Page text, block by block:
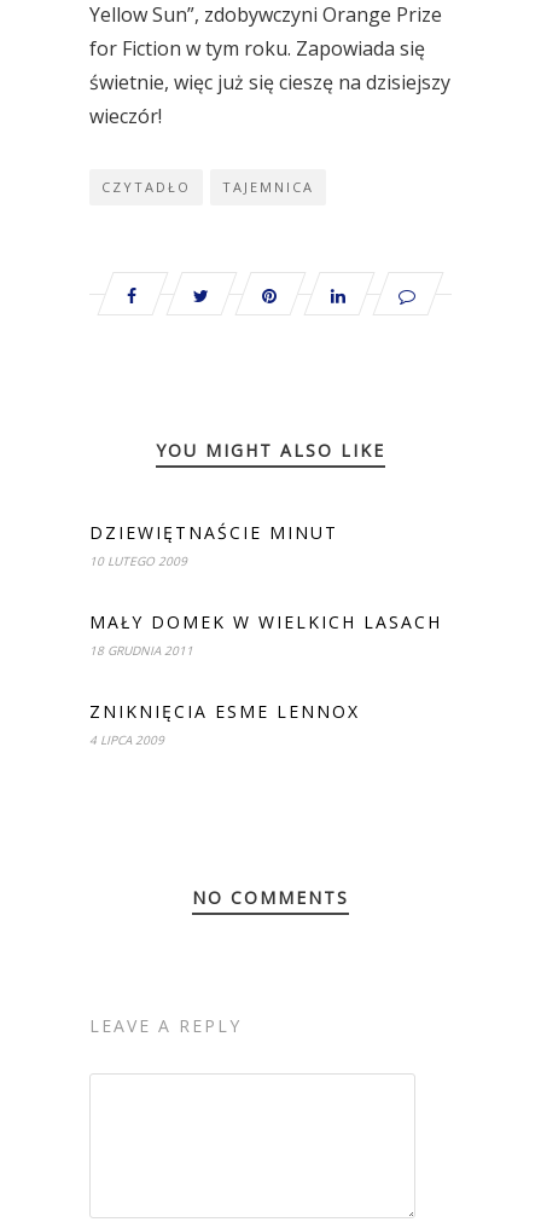
Yellow Sun”, zdobywczyni Orange Prize
for Fiction w tym roku. Zapowiada się
świetnie, więc już się cieszę na dzisiejszy
wieczór!
CZYTADŁO TAJEMNICA
YOU MIGHT ALSO LIKE
DZIEWIĘTNAŚCIE MINUT
10 LUTEGO 2009
MAŁY DOMEK W WIELKICH LASACH
18 GRUDNIA 2011
ZNIKNIĘCIA ESME LENNOX
4 LIPCA 2009
NO COMMENTS
LEAVE A REPLY